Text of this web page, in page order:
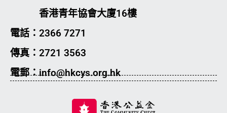
香港青年協會大廈16樓
電話：2366 7271
傳真：2721 3563
電郵：info@hkcys.org.hk